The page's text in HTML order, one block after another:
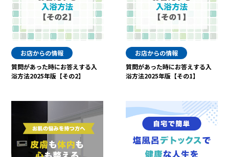
お店からの情報
質問があった時にお答えする入
浴方法2025年版【その2】
お店からの情報
質問があった時にお答えする入
浴方法2025年版【その1】